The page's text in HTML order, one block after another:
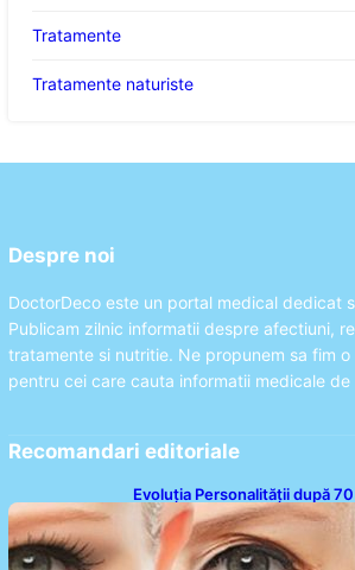
Tratamente
Tratamente naturiste
Despre noi
DoctorDeco este un portal medical dedicat
Publicam zilnic informatii despre afectiuni,
tratamente si nutritie. Ne propunem sa fim
pentru cei care cauta informatii medicale de
Recomandari editoriale
Evoluția Personalității după
Oferă Studiile Psihologice